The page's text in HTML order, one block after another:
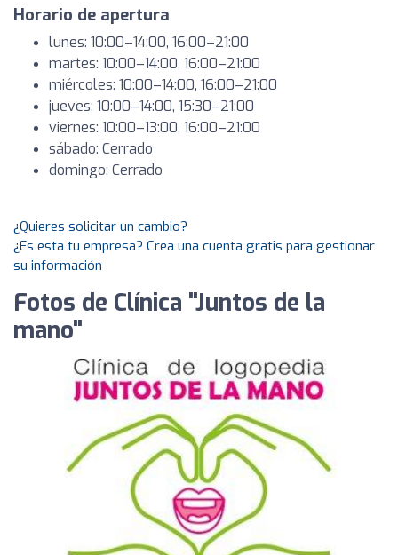
Horario de apertura
lunes: 10:00–14:00, 16:00–21:00
martes: 10:00–14:00, 16:00–21:00
miércoles: 10:00–14:00, 16:00–21:00
jueves: 10:00–14:00, 15:30–21:00
viernes: 10:00–13:00, 16:00–21:00
sábado: Cerrado
domingo: Cerrado
¿Quieres solicitar un cambio?
¿Es esta tu empresa? Crea una cuenta gratis para gestionar
su información
Fotos de Clínica "Juntos de la
mano"